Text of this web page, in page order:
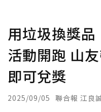
用垃圾換獎品
活動開跑 山
即可兌獎
2025/09/05 聯合報 江良